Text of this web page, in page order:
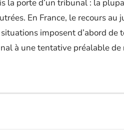
la porte d’un tribunal : la
En France, le recours au
imposent d’abord de
à une tentative préalable